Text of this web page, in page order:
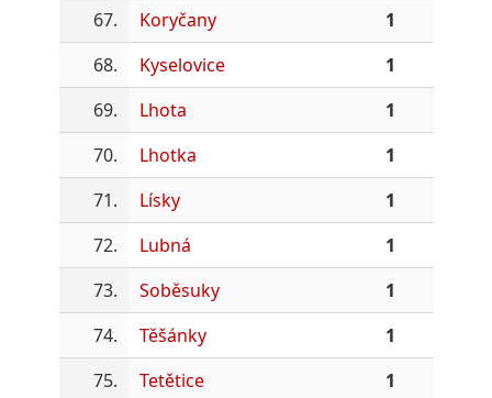
67.
Koryčany
1
68.
Kyselovice
1
69.
Lhota
1
70.
Lhotka
1
71.
Lísky
1
72.
Lubná
1
73.
Soběsuky
1
74.
Těšánky
1
75.
Tetětice
1